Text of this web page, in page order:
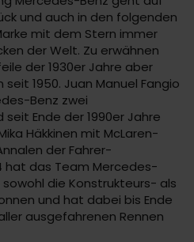
und auch in den folgenden
mit dem Stern immer
der Welt. Zu erwähnen
der 1930er Jahre aber
1950. Juan Manuel Fangio
Benz zwei
Ende der 1990er Jahre
Häkkinen mit McLaren-
der Fahrer-
hat das Team Mercedes-
sowohl die Konstrukteurs- als
und hat dabei bis Ende
ausgefahrenen Rennen